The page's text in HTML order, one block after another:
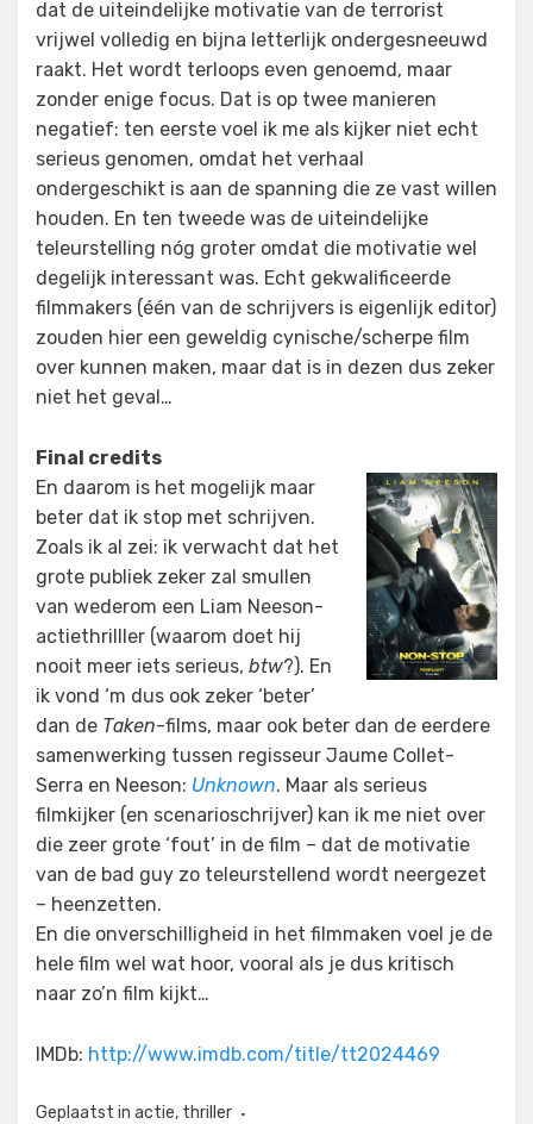
dat de uiteindelijke motivatie van de terrorist
vrijwel volledig en bijna letterlijk ondergesneeuwd
raakt. Het wordt terloops even genoemd, maar
zonder enige focus. Dat is op twee manieren
negatief: ten eerste voel ik me als kijker niet echt
serieus genomen, omdat het verhaal
ondergeschikt is aan de spanning die ze vast willen
houden. En ten tweede was de uiteindelijke
teleurstelling nóg groter omdat die motivatie wel
degelijk interessant was. Echt gekwalificeerde
filmmakers (één van de schrijvers is eigenlijk editor)
zouden hier een geweldig cynische/scherpe film
over kunnen maken, maar dat is in dezen dus zeker
niet het geval…
Final credits
En daarom is het mogelijk maar
beter dat ik stop met schrijven.
Zoals ik al zei: ik verwacht dat het
grote publiek zeker zal smullen
van wederom een Liam Neeson-
actiethrilller (waarom doet hij
nooit meer iets serieus, btw?). En
ik vond ‘m dus ook zeker ‘beter’
dan de Taken-films, maar ook beter dan de eerdere
samenwerking tussen regisseur Jaume Collet-
Serra en Neeson: Unknown. Maar als serieus
filmkijker (en scenarioschrijver) kan ik me niet over
die zeer grote ‘fout’ in de film – dat de motivatie
van de bad guy zo teleurstellend wordt neergezet
– heenzetten.
En die onverschilligheid in het filmmaken voel je de
hele film wel wat hoor, vooral als je dus kritisch
naar zo’n film kijkt…
IMDb: http://www.imdb.com/title/tt2024469
Geplaatst in actie, thriller